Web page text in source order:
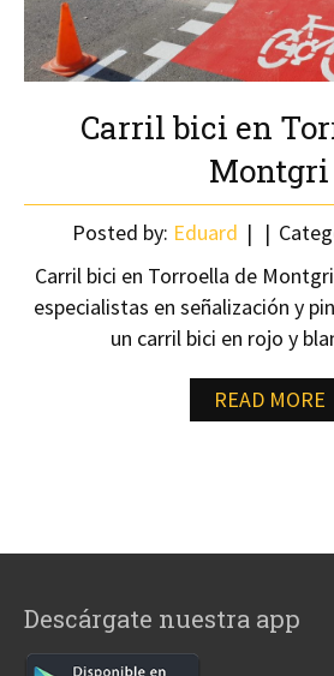
Carril bici en
Montgri
Posted by: Eduard
Carril bici en Torroella de
especialistas en señalización y
un carril bici en rojo y
READ MORE
Descárgate nuestra app